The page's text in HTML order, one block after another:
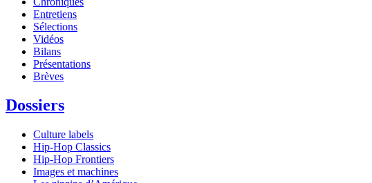
Entretiens
Sélections
Vidéos
Bilans
Présentations
Brèves
Dossiers
Culture labels
Hip-Hop Classics
Hip-Hop Frontiers
Images et machines